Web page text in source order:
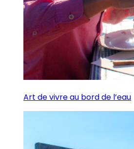
Art de vivre au bord de l’eau